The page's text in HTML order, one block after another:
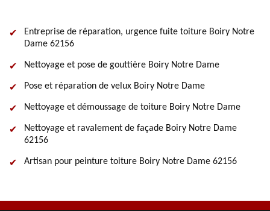
Entreprise de réparation, urgence fuite toiture Boiry Notre
Dame 62156
Nettoyage et pose de gouttière Boiry Notre Dame
Pose et réparation de velux Boiry Notre Dame
Nettoyage et démoussage de toiture Boiry Notre Dame
Nettoyage et ravalement de façade Boiry Notre Dame
62156
Artisan pour peinture toiture Boiry Notre Dame 62156